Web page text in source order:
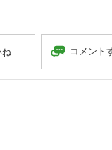
ね コメント